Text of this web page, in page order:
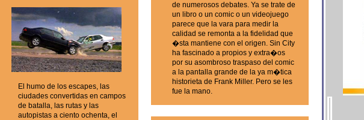
El humo de los escapes, las
ciudades convertidas en campos
de batalla, las rutas y las
autopistas a ciento ochenta, el
de numerosos debates. Ya se trate de
un libro o un comic o un videojuego
parece que la vara para medir la
calidad se remonta a la fidelidad que
�sta mantiene con el origen. Sin City
ha fascinado a propios y extra�os
por su asombroso traspaso del comic
a la pantalla grande de la ya m�tica
historieta de Frank Miller. Pero se les
fue la mano.